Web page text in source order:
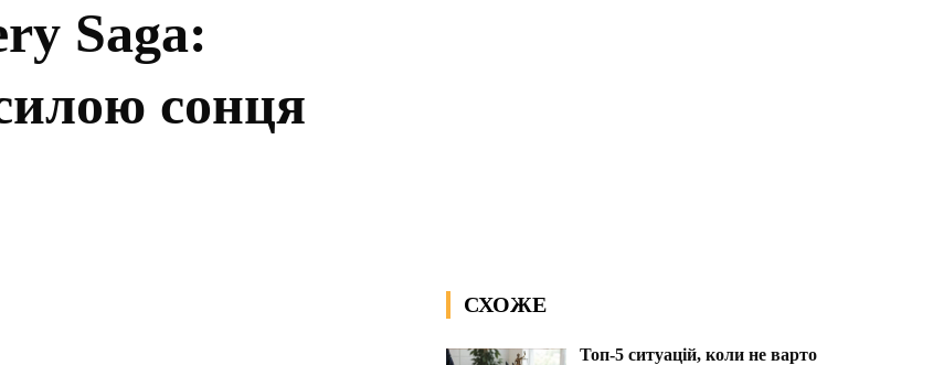
Saga:
сонця
СХОЖЕ
Топ-5 ситуацій, коли не варто